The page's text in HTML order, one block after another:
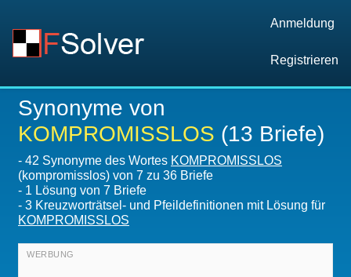
Anmeldung
Registrieren
Synonyme von
KOMPROMISSLOS (13 Briefe)
- 42 Synonyme des Wortes KOMPROMISSLOS
(kompromisslos) von 7 zu 36 Briefe
- 1 Lösung von 7 Briefe
- 3 Kreuzworträtsel- und Pfeildefinitionen mit Lösung für
KOMPROMISSLOS